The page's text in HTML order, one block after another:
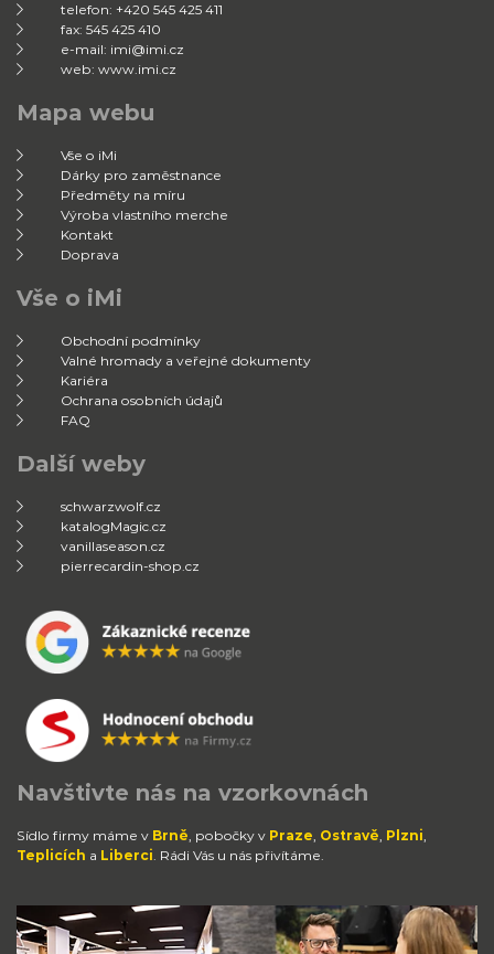
telefon: +420 545 425 411
fax: 545 425 410
e-mail: imi@imi.cz
web: www.imi.cz
Mapa webu
Vše o iMi
Dárky pro zaměstnance
Předměty na míru
Výroba vlastního merche
Kontakt
Doprava
Vše o iMi
Obchodní podmínky
Valné hromady a veřejné dokumenty
Kariéra
Ochrana osobních údajů
FAQ
Další weby
schwarzwolf.cz
katalogMagic.cz
vanillaseason.cz
pierrecardin-shop.cz
Navštivte nás na vzorkovnách
Sídlo firmy máme v Brně, pobočky v Praze, Ostravě, Plzni,
Teplicích a Liberci. Rádi Vás u nás přivítáme.